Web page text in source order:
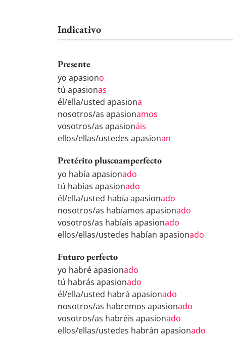
Indicativo
Presente
yo apasiono
tú apasionas
él/ella/usted apasiona
nosotros/as apasionamos
vosotros/as apasionáis
ellos/ellas/ustedes apasionan
Pretérito pluscuamperfecto
yo había apasionado
tú habías apasionado
él/ella/usted había apasionado
nosotros/as habíamos apasionado
vosotros/as habíais apasionado
ellos/ellas/ustedes habían apasionado
Futuro perfecto
yo habré apasionado
tú habrás apasionado
él/ella/usted habrá apasionado
nosotros/as habremos apasionado
vosotros/as habréis apasionado
ellos/ellas/ustedes habrán apasionado